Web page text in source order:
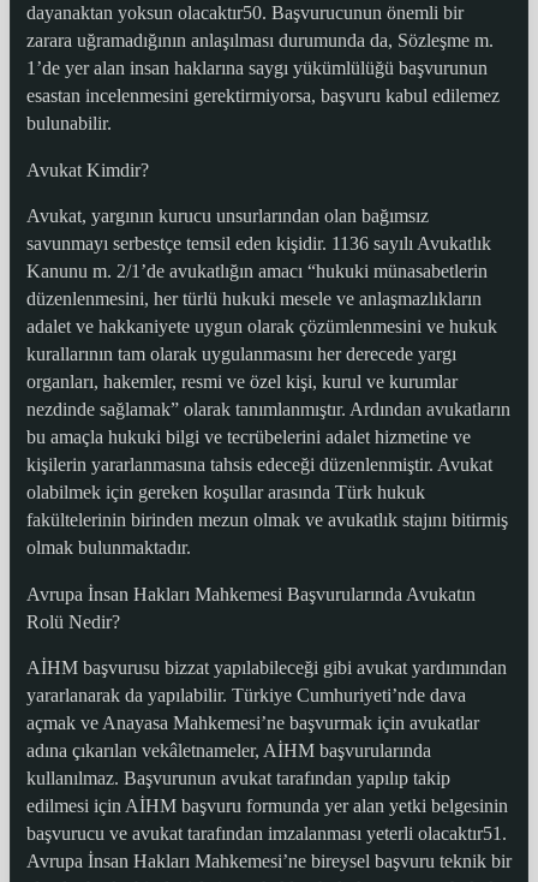
dayanaktan yoksun olacaktır50. Başvurucunun önemli bir
zarara uğramadığının anlaşılması durumunda da, Sözleşme m.
1’de yer alan insan haklarına saygı yükümlülüğü başvurunun
esastan incelenmesini gerektirmiyorsa, başvuru kabul edilemez
bulunabilir.
Avukat Kimdir?
Avukat, yargının kurucu unsurlarından olan bağımsız
savunmayı serbestçe temsil eden kişidir. 1136 sayılı Avukatlık
Kanunu m. 2/1’de avukatlığın amacı “hukuki münasabetlerin
düzenlenmesini, her türlü hukuki mesele ve anlaşmazlıkların
adalet ve hakkaniyete uygun olarak çözümlenmesini ve hukuk
kurallarının tam olarak uygulanmasını her derecede yargı
organları, hakemler, resmi ve özel kişi, kurul ve kurumlar
nezdinde sağlamak” olarak tanımlanmıştır. Ardından avukatların
bu amaçla hukuki bilgi ve tecrübelerini adalet hizmetine ve
kişilerin yararlanmasına tahsis edeceği düzenlenmiştir. Avukat
olabilmek için gereken koşullar arasında Türk hukuk
fakültelerinin birinden mezun olmak ve avukatlık stajını bitirmiş
olmak bulunmaktadır.
Avrupa İnsan Hakları Mahkemesi Başvurularında Avukatın
Rolü Nedir?
AİHM başvurusu bizzat yapılabileceği gibi avukat yardımından
yararlanarak da yapılabilir. Türkiye Cumhuriyeti’nde dava
açmak ve Anayasa Mahkemesi’ne başvurmak için avukatlar
adına çıkarılan vekâletnameler, AİHM başvurularında
kullanılmaz. Başvurunun avukat tarafından yapılıp takip
edilmesi için AİHM başvuru formunda yer alan yetki belgesinin
başvurucu ve avukat tarafından imzalanması yeterli olacaktır51.
Avrupa İnsan Hakları Mahkemesi’ne bireysel başvuru teknik bir